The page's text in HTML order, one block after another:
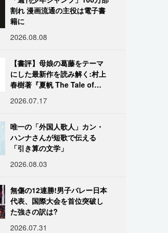
割れ 漫画流通の主役は電子書
籍に
2026.08.08
【書評】母娘の葛藤をテーマ
にした最新作を読み解く:村上
春樹著『夏帆 The Tale of
2026.07.17
唯一の「外国人歌人」カン・
ハンナさんが短歌で伝える
「引き算の文学」
2026.08.03
無傷の12連勝!男子バレー日本
代表、国際大会を首位突破し
た強さの訳は?
2026.07.31